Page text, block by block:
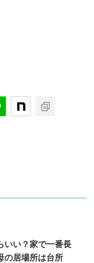
いい？家で一番長
の居場所は台所